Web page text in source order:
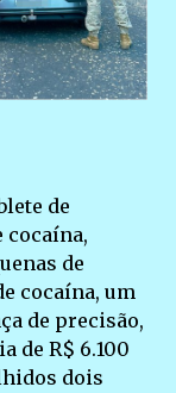
de
cocaína,
de
cocaína, um
de precisão,
de R$ 6.100
dois